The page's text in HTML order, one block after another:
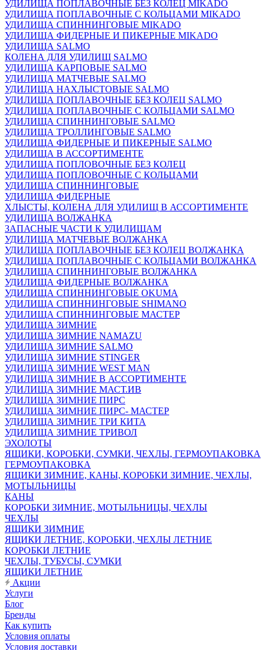
УДИЛИЩА ПОПЛАВОЧНЫЕ БЕЗ КОЛЕЦ MIKADO
УДИЛИЩА ПОПЛАВОЧНЫЕ С КОЛЬЦАМИ MIKADO
УДИЛИЩА СПИННИНГОВЫЕ MIKADO
УДИЛИЩА ФИДЕРНЫЕ И ПИКЕРНЫЕ MIKADO
УДИЛИЩА SALMO
КОЛЕНА ДЛЯ УДИЛИЩ SALMO
УДИЛИЩА КАРПОВЫЕ SALMO
УДИЛИЩА МАТЧЕВЫЕ SALMO
УДИЛИЩА НАХЛЫСТОВЫЕ SALMO
УДИЛИЩА ПОПЛАВОЧНЫЕ БЕЗ КОЛЕЦ SALMO
УДИЛИЩА ПОПЛАВОЧНЫЕ С КОЛЬЦАМИ SALMO
УДИЛИЩА СПИННИНГОВЫЕ SALMO
УДИЛИЩА ТРОЛЛИНГОВЫЕ SALMO
УДИЛИЩА ФИДЕРНЫЕ И ПИКЕРНЫЕ SALMO
УДИЛИЩА В АССОРТИМЕНТЕ
УДИЛИЩА ПОПЛОВОЧНЫЕ БЕЗ КОЛЕЦ
УДИЛИЩА ПОПЛОВОЧНЫЕ С КОЛЬЦАМИ
УДИЛИЩА СПИННИНГОВЫЕ
УДИЛИЩА ФИДЕРНЫЕ
ХЛЫСТЫ, КОЛЕНА ДЛЯ УДИЛИЩ В АССОРТИМЕНТЕ
УДИЛИЩА ВОЛЖАНКА
ЗАПАСНЫЕ ЧАСТИ К УДИЛИЩАМ
УДИЛИЩА МАТЧЕВЫЕ ВОЛЖАНКА
УДИЛИЩА ПОПЛАВОЧНЫЕ БЕЗ КОЛЕЦ ВОЛЖАНКА
УДИЛИЩА ПОПЛАВОЧНЫЕ С КОЛЬЦАМИ ВОЛЖАНКА
УДИЛИЩА СПИННИНГОВЫЕ ВОЛЖАНКА
УДИЛИЩА ФИДЕРНЫЕ ВОЛЖАНКА
УДИЛИЩА СПИННИНГОВЫЕ OKUMA
УДИЛИЩА СПИННИНГОВЫЕ SHIMANO
УДИЛИЩА СПИННИНГОВЫЕ МАСТЕР
УДИЛИЩА ЗИМНИЕ
УДИЛИЩА ЗИМНИЕ NAMAZU
УДИЛИЩА ЗИМНИЕ SALMO
УДИЛИЩА ЗИМНИЕ STINGER
УДИЛИЩА ЗИМНИЕ WEST MAN
УДИЛИЩА ЗИМНИЕ В АССОРТИМЕНТЕ
УДИЛИЩА ЗИМНИЕ МАСТ.ИВ
УДИЛИЩА ЗИМНИЕ ПИРС
УДИЛИЩА ЗИМНИЕ ПИРС- МАСТЕР
УДИЛИЩА ЗИМНИЕ ТРИ КИТА
УДИЛИЩА ЗИМНИЕ ТРИВОЛ
ЭХОЛОТЫ
ЯЩИКИ, КОРОБКИ, СУМКИ, ЧЕХЛЫ, ГЕРМОУПАКОВКА
ГЕРМОУПАКОВКА
ЯЩИКИ ЗИМНИЕ, КАНЫ, КОРОБКИ ЗИМНИЕ, ЧЕХЛЫ,
МОТЫЛЬНИЦЫ
КАНЫ
КОРОБКИ ЗИМНИЕ, МОТЫЛЬНИЦЫ, ЧЕХЛЫ
ЧЕХЛЫ
ЯЩИКИ ЗИМНИЕ
ЯЩИКИ ЛЕТНИЕ, КОРОБКИ, ЧЕХЛЫ ЛЕТНИЕ
КОРОБКИ ЛЕТНИЕ
ЧЕХЛЫ, ТУБУСЫ, СУМКИ
ЯЩИКИ ЛЕТНИЕ
Акции
Услуги
Блог
Бренды
Как купить
Условия оплаты
Условия доставки